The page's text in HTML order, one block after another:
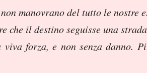
manovrano del tutto le nostre
il destino seguisse una
forza, e non senza danno.